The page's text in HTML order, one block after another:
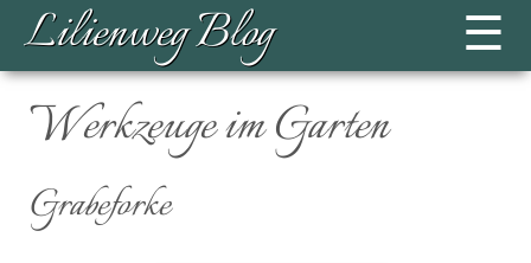
☰
Werkzeuge im Garten
Grabeforke
Lilienweg Blog